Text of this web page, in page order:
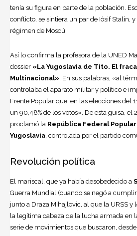
tenía su figura en parte de la población.
conflicto, se sintiera un par de Iósif Stalin,
régimen de Moscú.
Así lo confirma la profesora de la UNED
dossier «La Yugoslavia de Tito. El
Multinacional». En sus palabras, «al
controlaba el aparato militar y político e
Frente Popular que, en las elecciones del
un 90,48% de los votos». De esta guisa, el
proclamó la República Federal
Yugoslavia, controlada por el partido
Revolución política
El mariscal, que ya había desobedecido a
Guerra Mundial (cuando se negó a
junto a Draza Mihajlovic, al que la URSS y
la legítima cabeza de la lucha armada en
serie de movimientos que buscaron,